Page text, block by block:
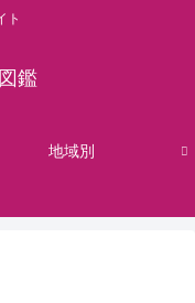
ト
鑑
地域別